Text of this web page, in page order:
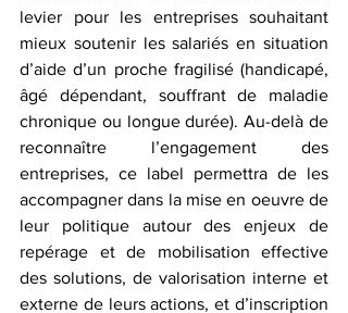
levier pour les entreprises souhaitant
mieux soutenir les salariés en situation
d’aide d’un proche fragilisé (handicapé,
âgé dépendant, souffrant de maladie
chronique ou longue durée). Au-delà de
reconnaître l’engagement des
entreprises, ce label permettra de les
accompagner dans la mise en oeuvre de
leur politique autour des enjeux de
repérage et de mobilisation effective
des solutions, de valorisation interne et
externe de leurs actions, et d’inscription